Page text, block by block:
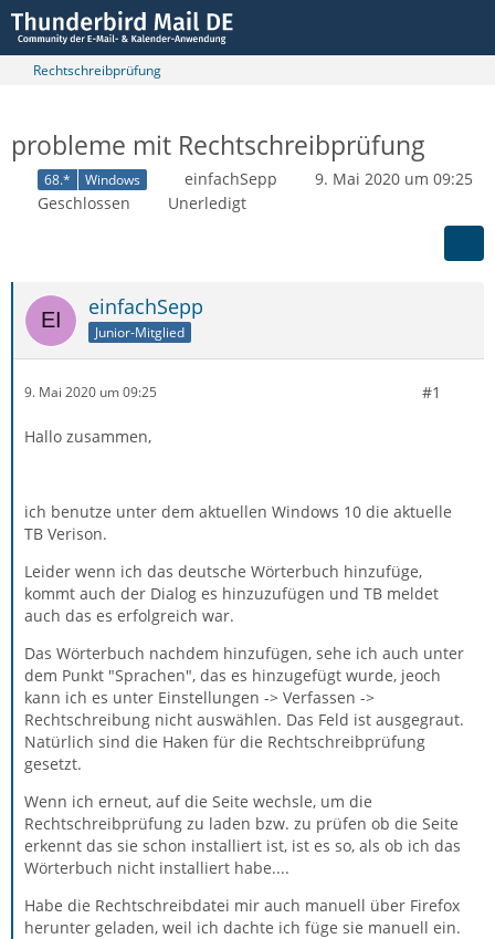
Rechtschreibprüfung
probleme mit Rechtschreibprüfung
68.* Windows einfachSepp
9. Mai 2020 um 09:25
Geschlossen
Unerledigt
einfachSepp
Junior-Mitglied
9. Mai 2020 um 09:25 #1
Hallo zusammen,
ich benutze unter dem aktuellen Windows 10 die aktuelle
TB Verison.
Leider wenn ich das deutsche Wörterbuch hinzufüge,
kommt auch der Dialog es hinzuzufügen und TB meldet
auch das es erfolgreich war.
Das Wörterbuch nachdem hinzufügen, sehe ich auch unter
dem Punkt "Sprachen", das es hinzugefügt wurde, jeoch
kann ich es unter Einstellungen -> Verfassen ->
Rechtschreibung nicht auswählen. Das Feld ist ausgegraut.
Natürlich sind die Haken für die Rechtschreibprüfung
gesetzt.
Wenn ich erneut, auf die Seite wechsle, um die
Rechtschreibprüfung zu laden bzw. zu prüfen ob die Seite
erkennt das sie schon installiert ist, ist es so, als ob ich das
Wörterbuch nicht installiert habe....
Habe die Rechtschreibdatei mir auch manuell über Firefox
herunter geladen, weil ich dachte ich füge sie manuell ein.